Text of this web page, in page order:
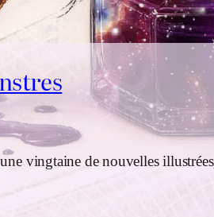
vingtaine de nouvelles